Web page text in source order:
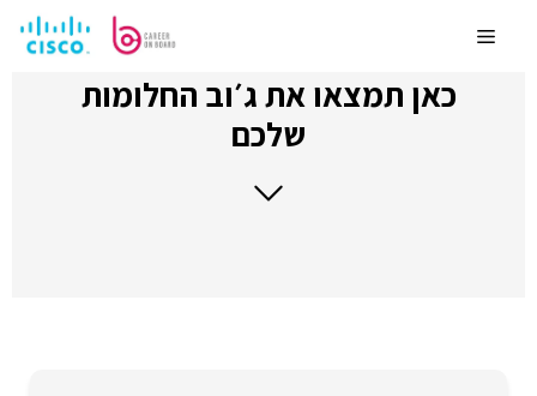
לתוכןMenu
כאן תמצאו את ג׳וב החלומות
שלכם